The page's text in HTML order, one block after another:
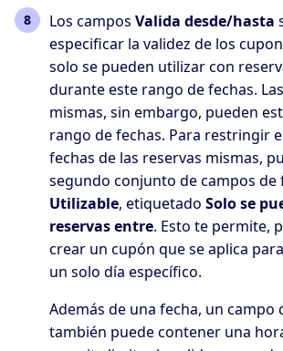
Los campos Valida desde/hasta
especificar la validez de los
solo se pueden utilizar con
durante este rango de fechas.
mismas, sin embargo, pueden
rango de fechas. Para restringir
fechas de las reservas mismas,
segundo conjunto de campos de
Utilizable, etiquetado Solo se
reservas entre. Esto te permite,
crear un cupón que se aplica
un solo día específico.
Además de una fecha, un campo
también puede contener una